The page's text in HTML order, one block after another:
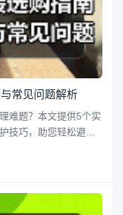
常见问题解析
难题？本文提供5个实
技巧，助您轻松避
穿着体验。